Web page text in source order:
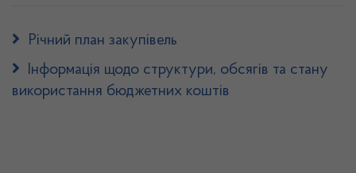
Річний план закупівель
Інформація щодо структури, обсягів та стану
використання бюджетних коштів